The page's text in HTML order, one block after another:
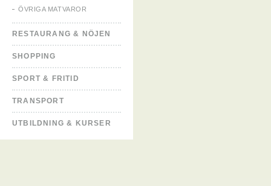
ÖVRIGA MATVAROR
RESTAURANG & NÖJEN
SHOPPING
SPORT & FRITID
TRANSPORT
UTBILDNING & KURSER